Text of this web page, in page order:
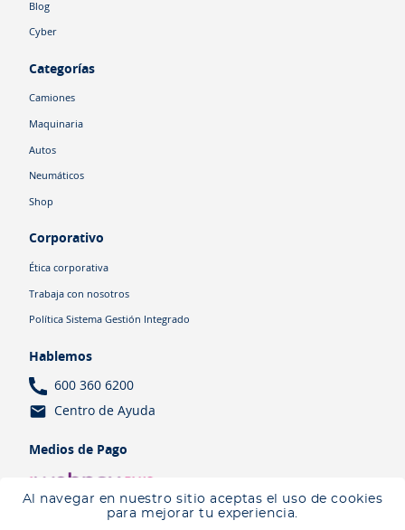
Al navegar en nuestro sitio aceptas el uso de cookies
para mejorar tu experiencia.
Blog
Cyber
Categorías
Camiones
Maquinaria
Autos
Neumáticos
Shop
Corporativo
Ética corporativa
Trabaja con nosotros
Política Sistema Gestión Integrado
Hablemos
600 360 6200
Centro de Ayuda
Medios de Pago